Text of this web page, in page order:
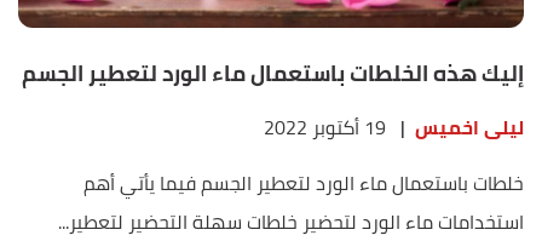
إليك هذه الخلطات باستعمال ماء الورد لتعطير الجسم
ليلى اخميس | 19 أكتوبر 2022
خلطات باستعمال ماء الورد لتعطير الجسم فيما يأتي أهم
استخدامات ماء الورد لتحضير خلطات سهلة التحضير لتعطير...